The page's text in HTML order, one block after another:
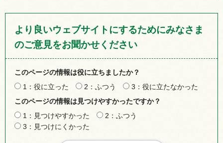
より良いウェブサイトにするためにみなさま
のご意見をお聞かせください
このページの情報は役に立ちましたか？
1：役に立った
2：ふつう
3：役に立たなかった
このページの情報は見つけやすかったですか？
1：見つけやすかった
2：ふつう
3：見つけにくかった